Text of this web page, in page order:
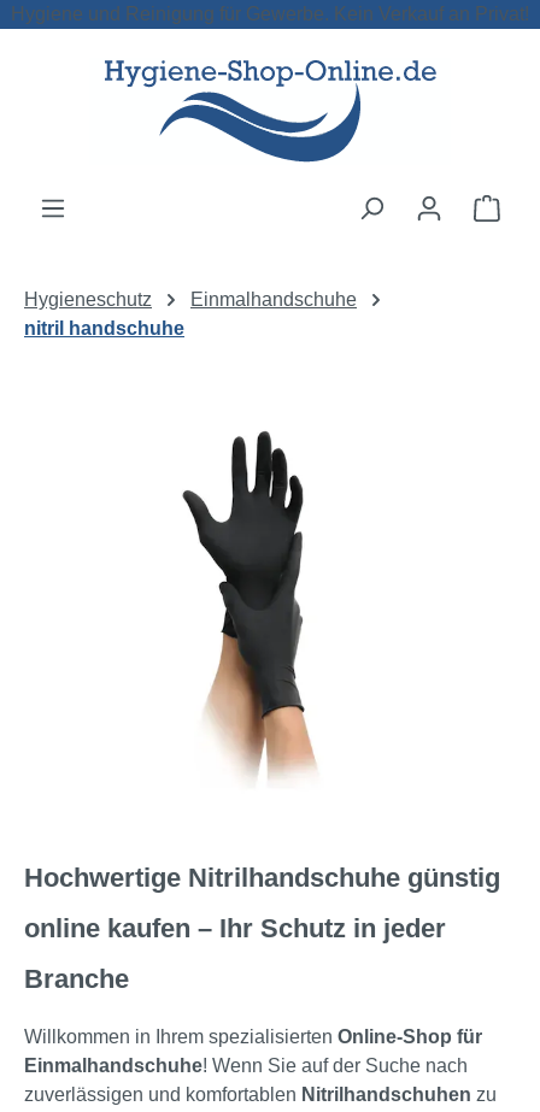
Zum Hauptinhalt springen
Hygiene und Reinigung für Gewerbe. Kein Verkauf an Privat!
Hygieneschutz
Einmalhandschuhe
nitril handschuhe
Hochwertige Nitrilhandschuhe günstig
online kaufen – Ihr Schutz in jeder
Branche
Willkommen in Ihrem spezialisierten Online-Shop für
Einmalhandschuhe! Wenn Sie auf der Suche nach
zuverlässigen und komfortablen Nitrilhandschuhen zu